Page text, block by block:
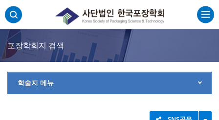
포장학회지 검색
학술지 메뉴